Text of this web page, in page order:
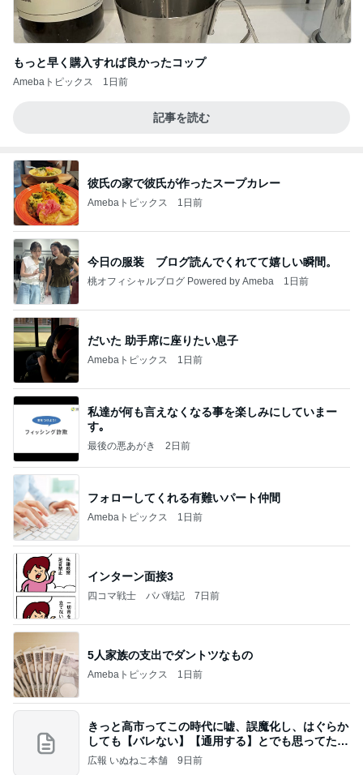
もっと早く購入すれば良かったコップ
Amebaトピックス 1日前
記事を読む
彼氏の家で彼氏が作ったスープカレー
Amebaトピックス 1日前
今日の服装 ブログ読んでくれてて嬉しい瞬間。
桃オフィシャルブログ Powered by Ameba 1日前
だいた 助手席に座りたい息子
Amebaトピックス 1日前
私達が何も言えなくなる事を楽しみにしていまー
す｡
最後の悪あがき 2日前
フォローしてくれる有難いパート仲間
Amebaトピックス 1日前
インターン面接3
四コマ戦士 パパ戦記 7日前
5人家族の支出でダントツなもの
Amebaトピックス 1日前
きっと高市ってこの時代に嘘、誤魔化し、はぐらか
しても【バレない】【通用する】とでも思ってたん
だろ
広報 いぬねこ本舗 9日前